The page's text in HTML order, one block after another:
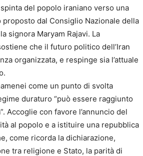
del popolo iraniano verso una
dal Consiglio Nazionale della
signora Maryam Rajavi. La
che il futuro politico dell’Iran
organizzata, e respinge sia l’attuale
come un punto di svolta
duraturo “può essere raggiunto
Accoglie con favore l’annuncio del
al popolo e a istituire una repubblica
come ricorda la dichiarazione,
tra religione e Stato, la parità di